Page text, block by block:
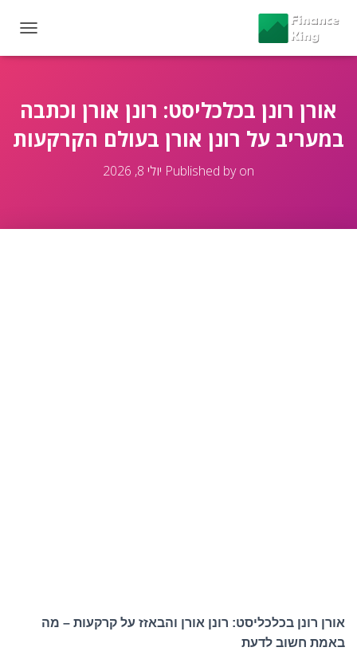
O
E
N
A
אורן רונן בכלכליסט: רונן אורן וכתבה
במעריב על רונן אורן בעולם הקרקעות
Published byon יולי 8, 2026
אורן רונן בכלכליסט: רונן אורן והבאזז על קרקעות – מה
באמת חשוב לדעת